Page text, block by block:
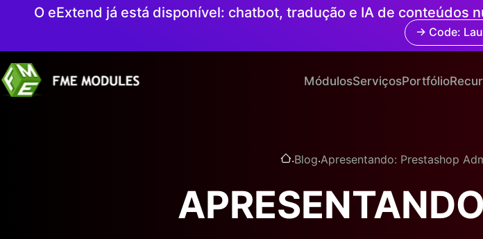
O eExtend já está disponível: chatbot, tradução e IA de conteúdos
→ Code:
MódulosServiçosPortfólio
.Blog.Apresentando: Prestashop